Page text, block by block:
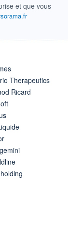
et que vous
Therapeutics
Ricard